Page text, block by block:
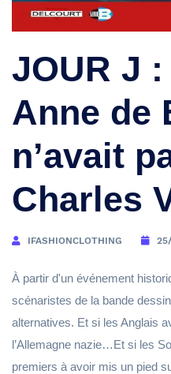
JOUR J
Anne de
n’avait
Charles
IFASHIONCLOTHING
À partir d'un événement
scénaristes de la bande
alternatives. Et si les Anglais
l’Allemagne nazie…Et si les
premiers à avoir mis un pied